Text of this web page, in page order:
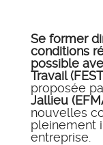
Se former
conditions
possible
Travail
proposée
Jallieu
nouvelles
pleinement
entreprise.